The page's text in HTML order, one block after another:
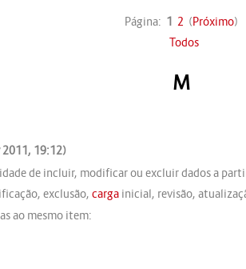
Página: 1 2 (Próximo)
Todos
M
19:12)
de incluir, modificar ou excluir dados a
exclusão, cargainicial, revisão,
ao mesmo item: